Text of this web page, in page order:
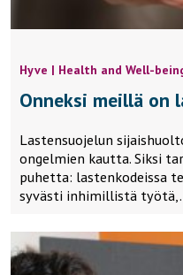
Hyve | Health and Well-
Onneksi meillä on
Lastensuojelun
ongelmien kautta. Siksi
puhetta: lastenkodeissa
syvästi inhimillistä